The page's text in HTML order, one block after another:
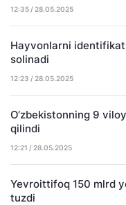
12:35 / 28.05.2025
Hayvonlarni
solinadi
12:23 / 28.05.2025
O‘zbekistonning 9
qilindi
12:21 / 28.05.2025
Yevroittifoq 150 mlrd
tuzdi